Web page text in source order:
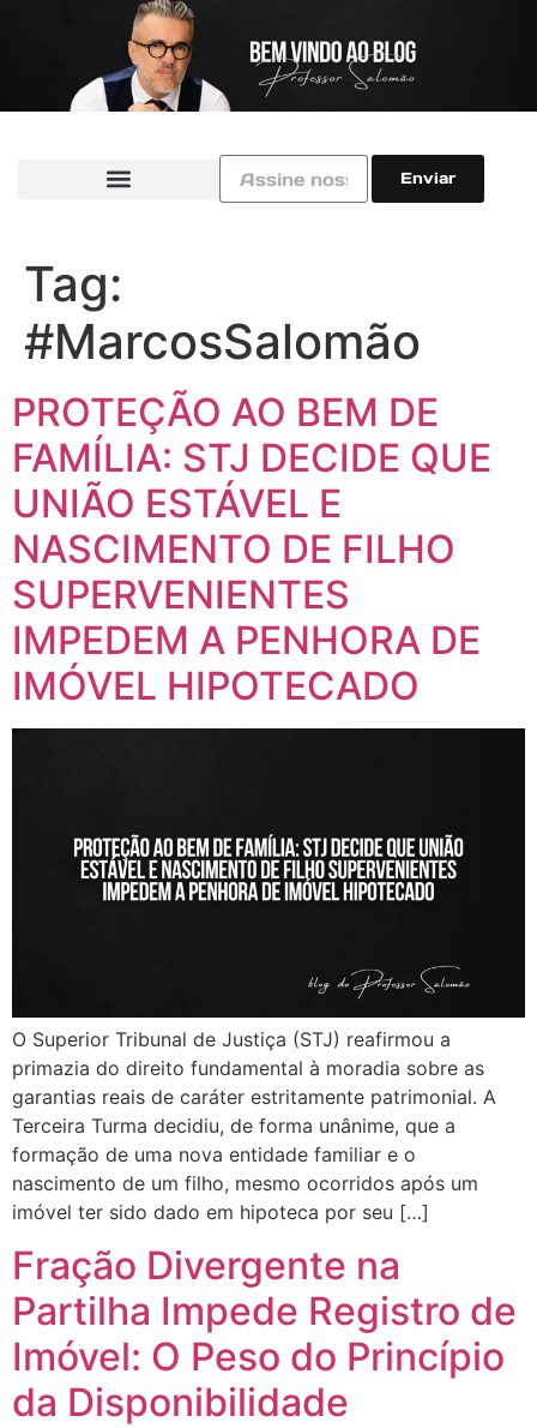
Enviar
Tag:
#MarcosSalomão
PROTEÇÃO AO BEM DE
FAMÍLIA: STJ DECIDE QUE
UNIÃO ESTÁVEL E
NASCIMENTO DE FILHO
SUPERVENIENTES
IMPEDEM A PENHORA DE
IMÓVEL HIPOTECADO
O Superior Tribunal de Justiça (STJ) reafirmou a
primazia do direito fundamental à moradia sobre as
garantias reais de caráter estritamente patrimonial. A
Terceira Turma decidiu, de forma unânime, que a
formação de uma nova entidade familiar e o
nascimento de um filho, mesmo ocorridos após um
imóvel ter sido dado em hipoteca por seu […]
Fração Divergente na
Partilha Impede Registro de
Imóvel: O Peso do Princípio
da Disponibilidade